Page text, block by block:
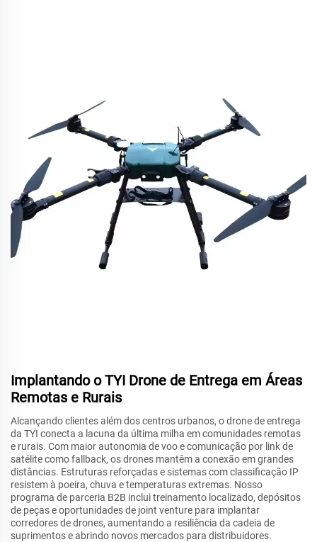
Implantando o TYI Drone de Entrega em Áreas
Remotas e Rurais
Alcançando clientes além dos centros urbanos, o drone de entrega
da TYI conecta a lacuna da última milha em comunidades remotas
e rurais. Com maior autonomia de voo e comunicação por link de
satélite como fallback, os drones mantêm a conexão em grandes
distâncias. Estruturas reforçadas e sistemas com classificação IP
resistem à poeira, chuva e temperaturas extremas. Nosso
programa de parceria B2B inclui treinamento localizado, depósitos
de peças e oportunidades de joint venture para implantar
corredores de drones, aumentando a resiliência da cadeia de
suprimentos e abrindo novos mercados para distribuidores.